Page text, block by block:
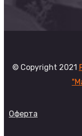
© Copyright 2021
Оферта